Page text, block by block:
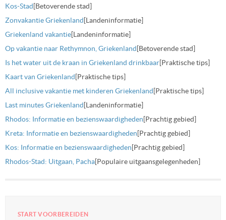
Kos-Stad[Betoverende stad]
Zonvakantie Griekenland[Landeninformatie]
Griekenland vakantie[Landeninformatie]
Op vakantie naar Rethymnon, Griekenland[Betoverende stad]
Is het water uit de kraan in Griekenland drinkbaar[Praktische tips]
Kaart van Griekenland[Praktische tips]
All inclusive vakantie met kinderen Griekenland[Praktische tips]
Last minutes Griekenland[Landeninformatie]
Rhodos: Informatie en bezienswaardigheden[Prachtig gebied]
Kreta: Informatie en bezienswaardigheden[Prachtig gebied]
Kos: Informatie en bezienswaardigheden[Prachtig gebied]
Rhodos-Stad: Uitgaan, Pacha[Populaire uitgaansgelegenheden]
START VOORBEREIDEN